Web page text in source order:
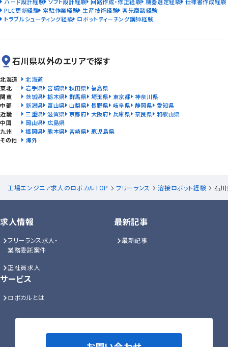
PLC更新経験 常駐作業経験 生産技術経験 客先商談経験
トラブルシューティング経験 ロボットティーチング講師経験
石川県以外のエリアで探す
北海道
北海道
東北
岩手県 宮城県 秋田県 福島県
関東
茨城県 栃木県 群馬県 埼玉県 東京都
神奈川県
中部
新潟県 富山県 山梨県 長野県 岐阜県 静岡県
愛知県
近畿
三重県 滋賀県 京都府 大阪府 兵庫県 奈良県 和歌山県
中国
岡山県
広島県
九州
福岡県 熊本県 宮崎県
鹿児島県
その他
海外
工場エンジニア求人のロボカルTOP フリーランス 溶接ロボット経験 石
求人情報
フリーランス求人・
業務委託案件
正社員求人
最新記事
最新記事
サービス
ロボカルとは